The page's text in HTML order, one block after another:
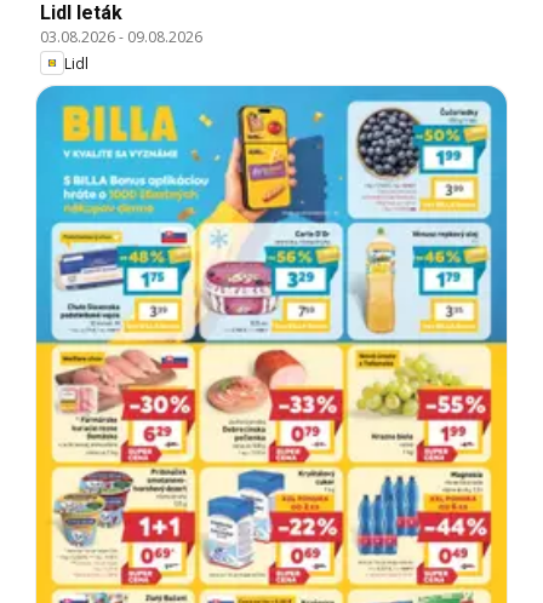
Lidl leták
03.08.2026- 09.08.2026
Lidl